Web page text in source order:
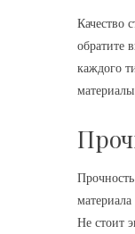
Качество
обратите
каждого
Не стоит